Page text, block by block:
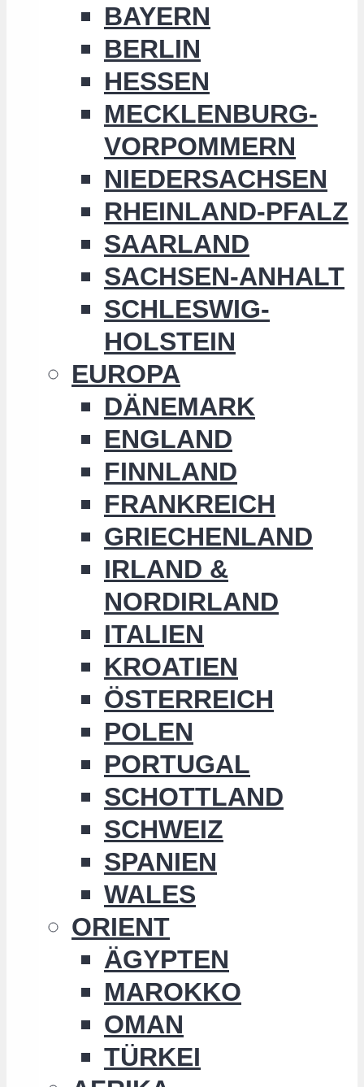
BAYERN
BERLIN
HESSEN
MECKLENBURG-
VORPOMMERN
NIEDERSACHSEN
RHEINLAND-PFALZ
SAARLAND
SACHSEN-ANHALT
SCHLESWIG-
HOLSTEIN
EUROPA
DÄNEMARK
ENGLAND
FINNLAND
FRANKREICH
GRIECHENLAND
IRLAND &
NORDIRLAND
ITALIEN
KROATIEN
ÖSTERREICH
POLEN
PORTUGAL
SCHOTTLAND
SCHWEIZ
SPANIEN
WALES
ORIENT
ÄGYPTEN
MAROKKO
OMAN
TÜRKEI